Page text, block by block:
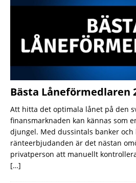
Bästa Låneförmedlaren
Att hitta det optimala lånet på den
finansmarknaden kan kännas som
djungel. Med dussintals banker
ränteerbjudanden är det nästan
privatperson att manuellt
[…]